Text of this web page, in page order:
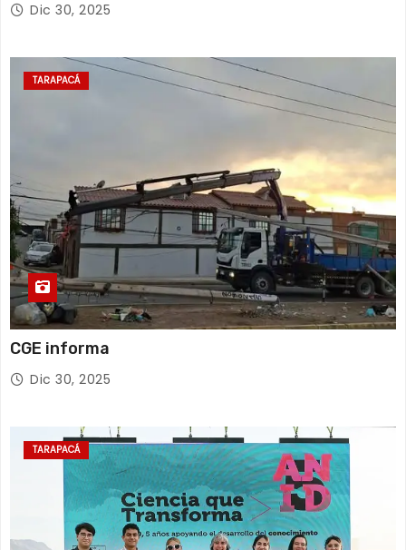
Dic 30, 2025
TARAPACÁ
CGE informa
Dic 30, 2025
TARAPACÁ